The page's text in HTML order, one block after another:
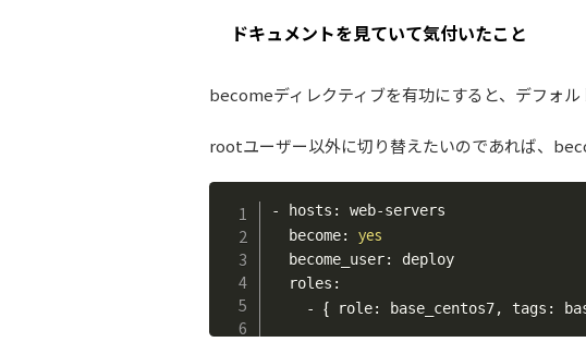
ドキュメントを見ていて気付いたこと
becomeディレクティブを有功にすると、デフォ
rootユーザー以外に切り替えたいのであれば、
- hosts: web-servers
  become:
yes
  become_user: deploy
  roles:
    -
{ role: base_centos7, tags: